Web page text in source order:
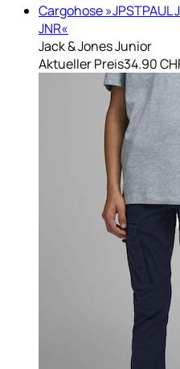
Cargohose »JPSTPAUL
JNR«
Jack & Jones Junior
Aktueller Preis34.90